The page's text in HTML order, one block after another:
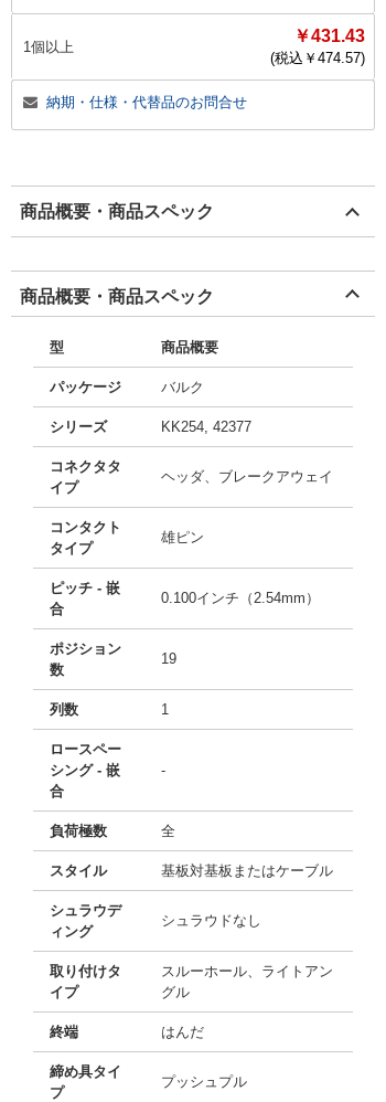
1個以上
￥431.43
(税込￥ 474.57)
納期・仕様・代替品のお問合せ
商品概要・商品スペック
商品概要・商品スペック
型 商品概要
パッケージ バルク
シリーズ KK254, 42377
コネクタタ
イプ
ヘッダ、ブレークアウェイ
コンタクト
タイプ
雄ピン
ピッチ - 嵌
合
0.100インチ（2.54mm）
ポジション
数
19
列数 1
ロースペー
シング - 嵌
合
-
負荷極数 全
スタイル 基板対基板またはケーブル
シュラウデ
ィング
シュラウドなし
取り付けタ
イプ
スルーホール、ライトアン
グル
終端 はんだ
締め具タイ
プ
プッシュプル